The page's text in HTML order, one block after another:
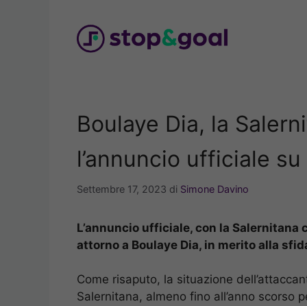
Boulaye Dia, la
l’annuncio ufficiale
Settembre 17, 2023 di Simone Davino
L’annuncio ufficiale, con la
attorno a Boulaye Dia, in merito alla
Come risaputo, la situazione
Salernitana, almeno fino all’anno